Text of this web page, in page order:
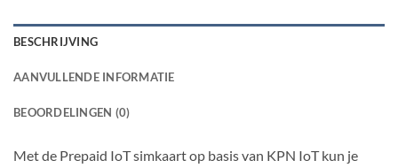
BESCHRIJVING
AANVULLENDE INFORMATIE
BEOORDELINGEN (0)
Met de Prepaid IoT simkaart op basis van KPN IoT kun je